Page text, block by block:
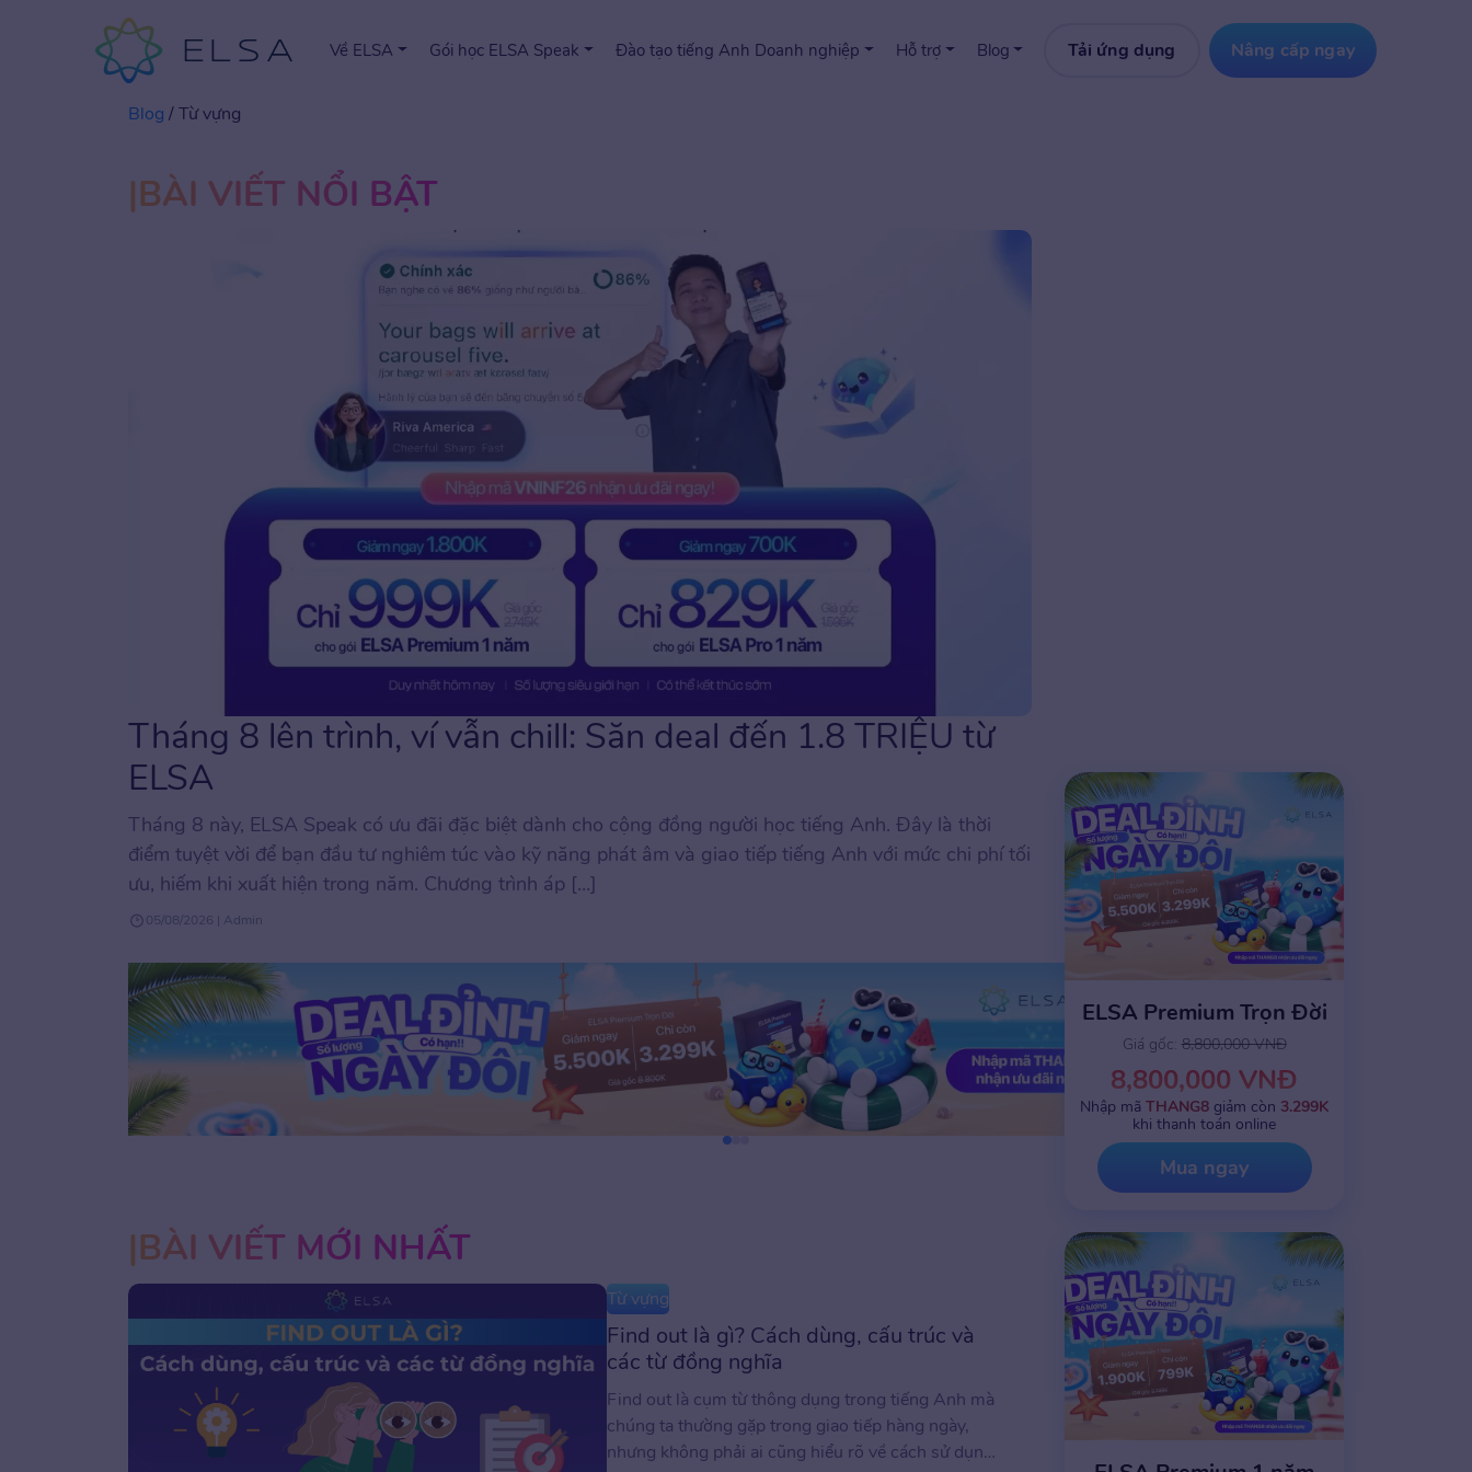
Về ELSA Gói học ELSA Speak Đào tạo tiếng Anh Doanh nghiệp Hỗ trợ Blog Tải ứng dụng Nâng cấp ngay
Blog /Từ vựng
BÀI VIẾT NỔI BẬT
Tháng 8 lên trình, ví vẫn chill: Săn deal đến 1.8 TRIỆU từ
ELSA
Tháng 8 này, ELSA Speak có ưu đãi đặc biệt dành cho cộng đồng người học tiếng Anh. Đây là thời
điểm tuyệt vời để bạn đầu tư nghiêm túc vào kỹ năng phát âm và giao tiếp tiếng Anh với mức chi phí tối
ưu, hiếm khi xuất hiện trong năm. Chương trình áp […]
05/08/2026 | Admin
BÀI VIẾT MỚI NHẤT
Từ vựng
Find out là gì? Cách dùng, cấu trúc và
các từ đồng nghĩa
Find out là cụm từ thông dụng trong tiếng Anh mà
chúng ta thường gặp trong giao tiếp hàng ngày,
nhưng không phải ai cũng hiểu rõ về cách sử dụng
ELSA Premium Trọn Đời
Giá gốc: 8,800,000 VNĐ
8,800,000 VNĐ
Nhập mã THANG8 giảm còn 3.299K
khi thanh toán online
Mua ngay